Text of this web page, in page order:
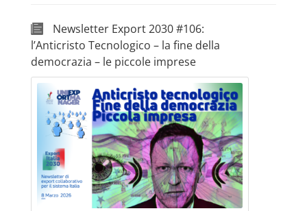
Newsletter Export 2030 #106:
l’Anticristo Tecnologico – la fine della
democrazia – le piccole imprese